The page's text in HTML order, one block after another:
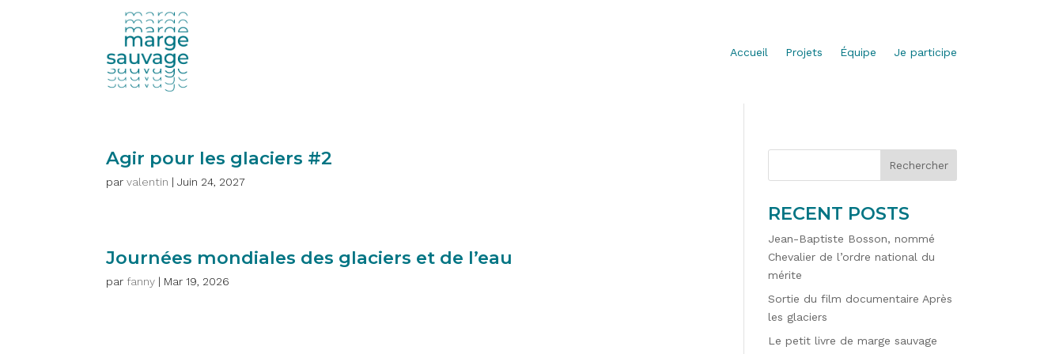
Accueil Projets Équipe Je participe
Agir pour les glaciers #2
parvalentin |Juin 24, 2027
Journées mondiales des glaciers et de l’eau
parfanny | Mar 19, 2026
Rechercher
RECENT POSTS
Jean-Baptiste Bosson, nommé
Chevalier de l’ordre national du
mérite
Sortie du film documentaire Après
les glaciers
Le petit livre de marge sauvage